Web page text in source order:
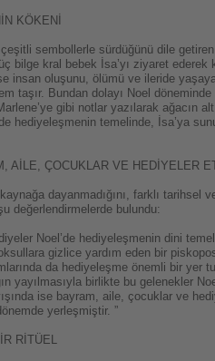
KÖKENİ
çeşitli sembollerle sürdüğünü dile
bilge kral bebek İsa’yı ziyaret
insan oluşunu, ölümü ve ileride
taşır. Bundan dolayı Noel
gibi notlar yazılarak ağacın
hediyeleşmenin temelinde, İsa’ya
AİLE, ÇOCUKLAR VE HEDİYELER
dayanmadığını, farklı
değerlendirmelerde bulundu:
Noel’de hediyeleşmenin dini
gizlice yardım eden bir
da hediyeleşme önemli bir
yayılmasıyla birlikte bu gelenekler
ise bayram, aile, çocuklar ve
yerleşmiştir. ”
RİTÜEL